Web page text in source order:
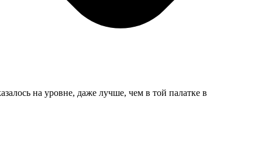
на уровне, даже лучше, чем в той палатке в